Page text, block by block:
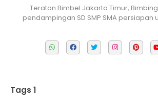
Teraton Bimbel Jakarta Timur,
pendampingan SD SMP SMA persiapan
Tags 1